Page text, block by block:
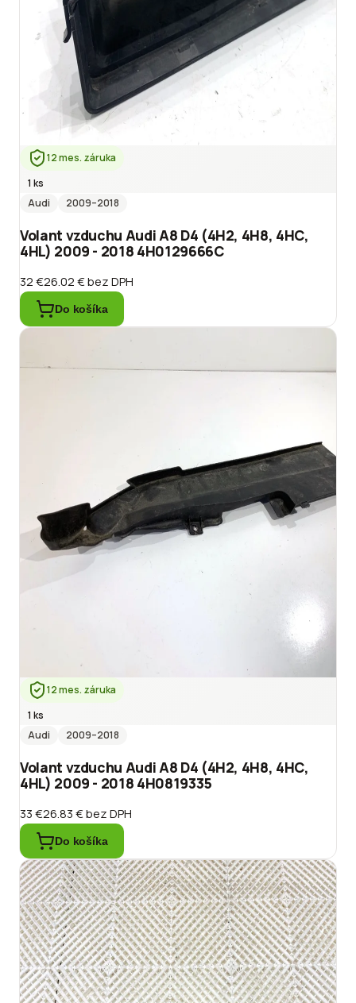
12 mes. záruka
1 ks
Audi
2009–2018
Volant vzduchu Audi A8 D4 (4H2, 4H8, 4HC,
4HL) 2009 - 2018 4H0129666C
32 €26.02 €bez DPH
Do košíka
12 mes. záruka
1 ks
Audi
2009–2018
Volant vzduchu Audi A8 D4 (4H2, 4H8, 4HC,
4HL) 2009 - 2018 4H0819335
33 €26.83 €bez DPH
Do košíka